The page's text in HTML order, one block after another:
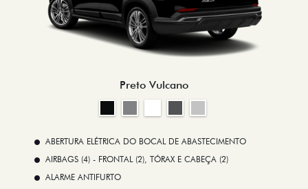
Preto Vulcano
ABERTURA ELÉTRICA DO BOCAL DE ABASTECIMENTO
AIRBAGS (4) - FRONTAL (2), TÓRAX E CABEÇA (2)
ALARME ANTIFURTO